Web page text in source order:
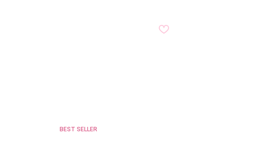
BEST SELLER